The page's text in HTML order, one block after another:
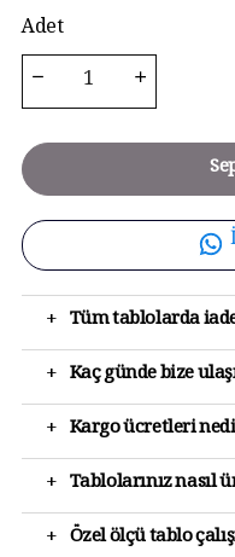
Adet
+ Tüm tablolarda
+ Kaç günde bize
+ Kargo ücretleri
+ Tablolarınız nasıl
+ Özel ölçü tablo